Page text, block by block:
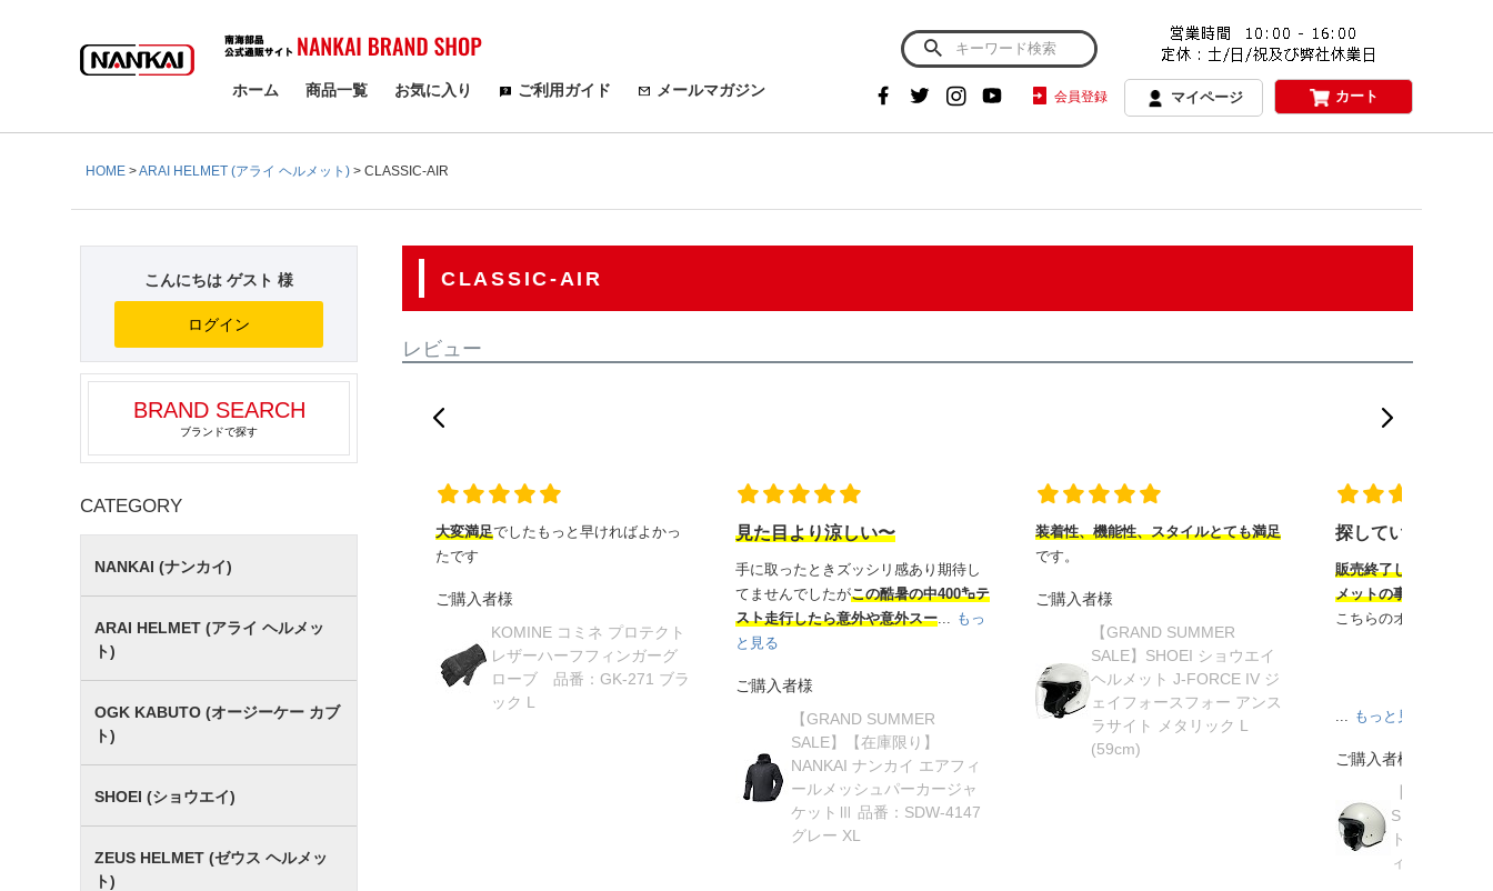
検索
ホーム 商品一覧 お気に入り ご利用ガイド メールマガジン 会員登録 マイページ カート
HOME ARAI HELMET (アライ ヘルメット) CLASSIC-AIR
こんにちは ゲスト 様
ログイン
BRAND SEARCH
ブランドで探す
CATEGORY
NANKAI (ナンカイ)
ARAI HELMET (アライ ヘルメッ
ト)
OGK KABUTO (オージーケー カブ
ト)
SHOEI (ショウエイ)
ZEUS HELMET (ゼウス ヘルメッ
ト)
CLASSIC-AIR
レビュー
大変満足でしたもっと早ければよかっ
たです
ご購入者様
KOMINE コミネ プロテクト
レザーハーフフィンガーグ
ローブ 品番：GK-271 ブラ
ック L
見た目より涼しい〜
手に取ったときズッシリ感あり期待し
てませんでしたがこの酷暑の中400㌔テ
スト走行したら意外や意外スー... もっ
と見る
ご購入者様
【GRAND SUMMER
SALE】【在庫限り】
NANKAI ナンカイ エアフィ
ールメッシュパーカージャ
ケットⅢ 品番：SDW-4147
グレー XL
装着性、機能性、スタイルとても満足
です。
ご購入者様
【GRAND SUMMER
SALE】SHOEI ショウエイ
ヘルメット J-FORCE IV ジ
ェイフォースフォー アンス
ラサイト メタリック L
(59cm)
探していたヘルメ
販売終了してから半年
メットの事を知り探し
こちらのオンラインサ
... もっと見る
ご購入者様
SHOEI ショ
ト J・O ジェ
ィッシュグリ